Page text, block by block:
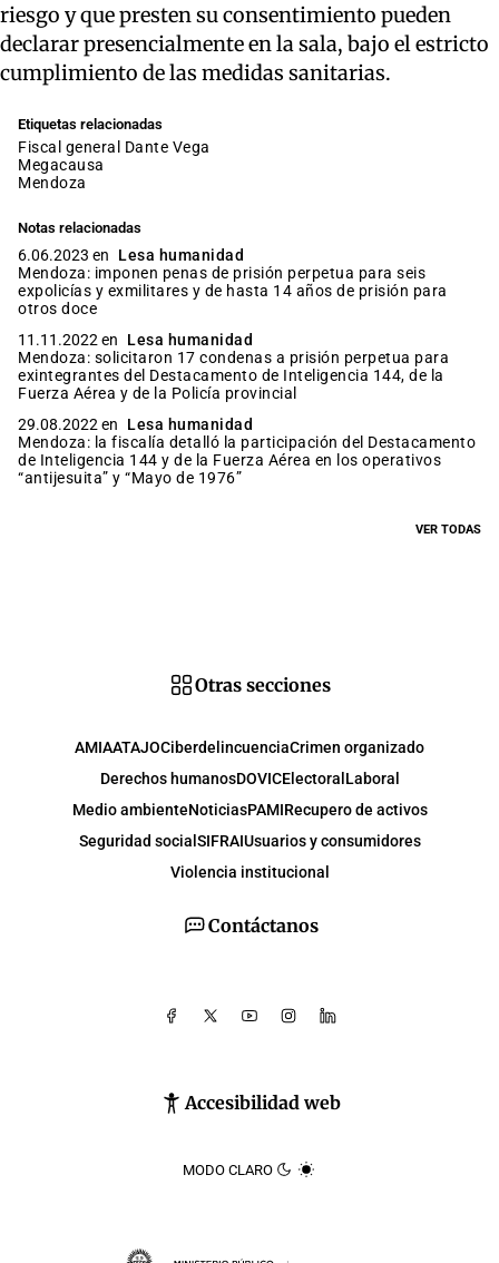
riesgo y que presten su consentimiento pueden
declarar presencialmente en la sala, bajo el estricto
cumplimiento de las medidas sanitarias.
Etiquetas relacionadas
fiscal general Dante Vega
megacausa
mendoza
Notas relacionadas
6.06.2023 en
Lesa humanidad
Mendoza: imponen penas de prisión perpetua para seis
expolicías y exmilitares y de hasta 14 años de prisión para
otros doce
11.11.2022 en
Lesa humanidad
Mendoza: solicitaron 17 condenas a prisión perpetua para
exintegrantes del Destacamento de Inteligencia 144, de la
Fuerza Aérea y de la Policía provincial
29.08.2022 en
Lesa humanidad
Mendoza: la fiscalía detalló la participación del Destacamento
de Inteligencia 144 y de la Fuerza Aérea en los operativos
“antijesuita” y “Mayo de 1976”
VER TODAS
Contáctanos
Accesibilidad web
MODO CLARO
Otras secciones
AMIAATAJOCiberdelincuenciaCrimen organizado
Derechos humanosDOVICElectoral Laboral
Medio ambienteNoticiasPAMIRecupero de activos
Seguridad social SIFRAIUsuarios y consumidores
Violencia institucional